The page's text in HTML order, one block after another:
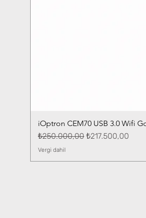
iOptron CEM70 USB 3.0 Wifi
Normal Fiyat
₺250.000,00 İndirimli Fiyat
₺217.500,00
Vergi dahil